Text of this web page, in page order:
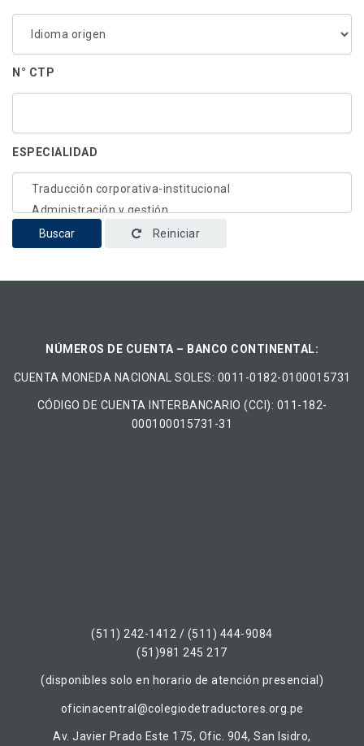
N° CTP
ESPECIALIDAD
Buscar Reiniciar
NÚMEROS DE CUENTA – BANCO CONTINENTAL:
CUENTA MONEDA NACIONAL​ ​SOLES​: 0011-0182-0100015731
CÓDIGO DE CUENTA INTERBANCARIO (CCI): 011-182-
000100015731-31
(511) 242-1412 / (511) 444-9084
(51)981 245 217
(disponibles solo en horario de atención presencial)
oficinacentral@colegiodetraductores.org.pe
Av. Javier Prado Este 175, Ofic. 904, San Isidro,